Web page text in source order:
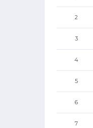
2
3
4
5
6
7